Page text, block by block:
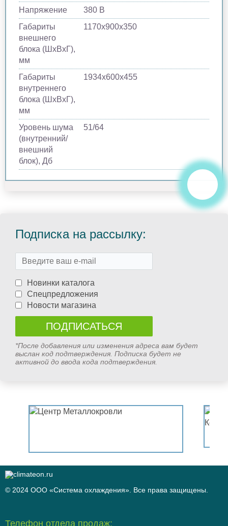
Напряжение
380 В
Габариты
внешнего
блока (ШхВхГ),
мм
1170х900х350
Габариты
внутреннего
блока (ШхВхГ),
мм
1934х600х455
Уровень шума
(внутренний/
внешний
блок), Дб
51/64
Подписка на рассылку:
Новинки каталога
Спецпредложения
Новости магазина
*После добавления или изменения адреса вам будет
выслан код подтверждения. Подписка будет не
активной до ввода кода подтверждения.
© 2024 ООО «Система охлаждения». Все права защищены.
Телефон отдела продаж: